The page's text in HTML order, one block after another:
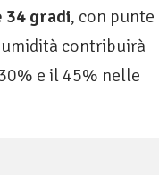
34 gradi, con punte
contribuirà
e il 45% nelle